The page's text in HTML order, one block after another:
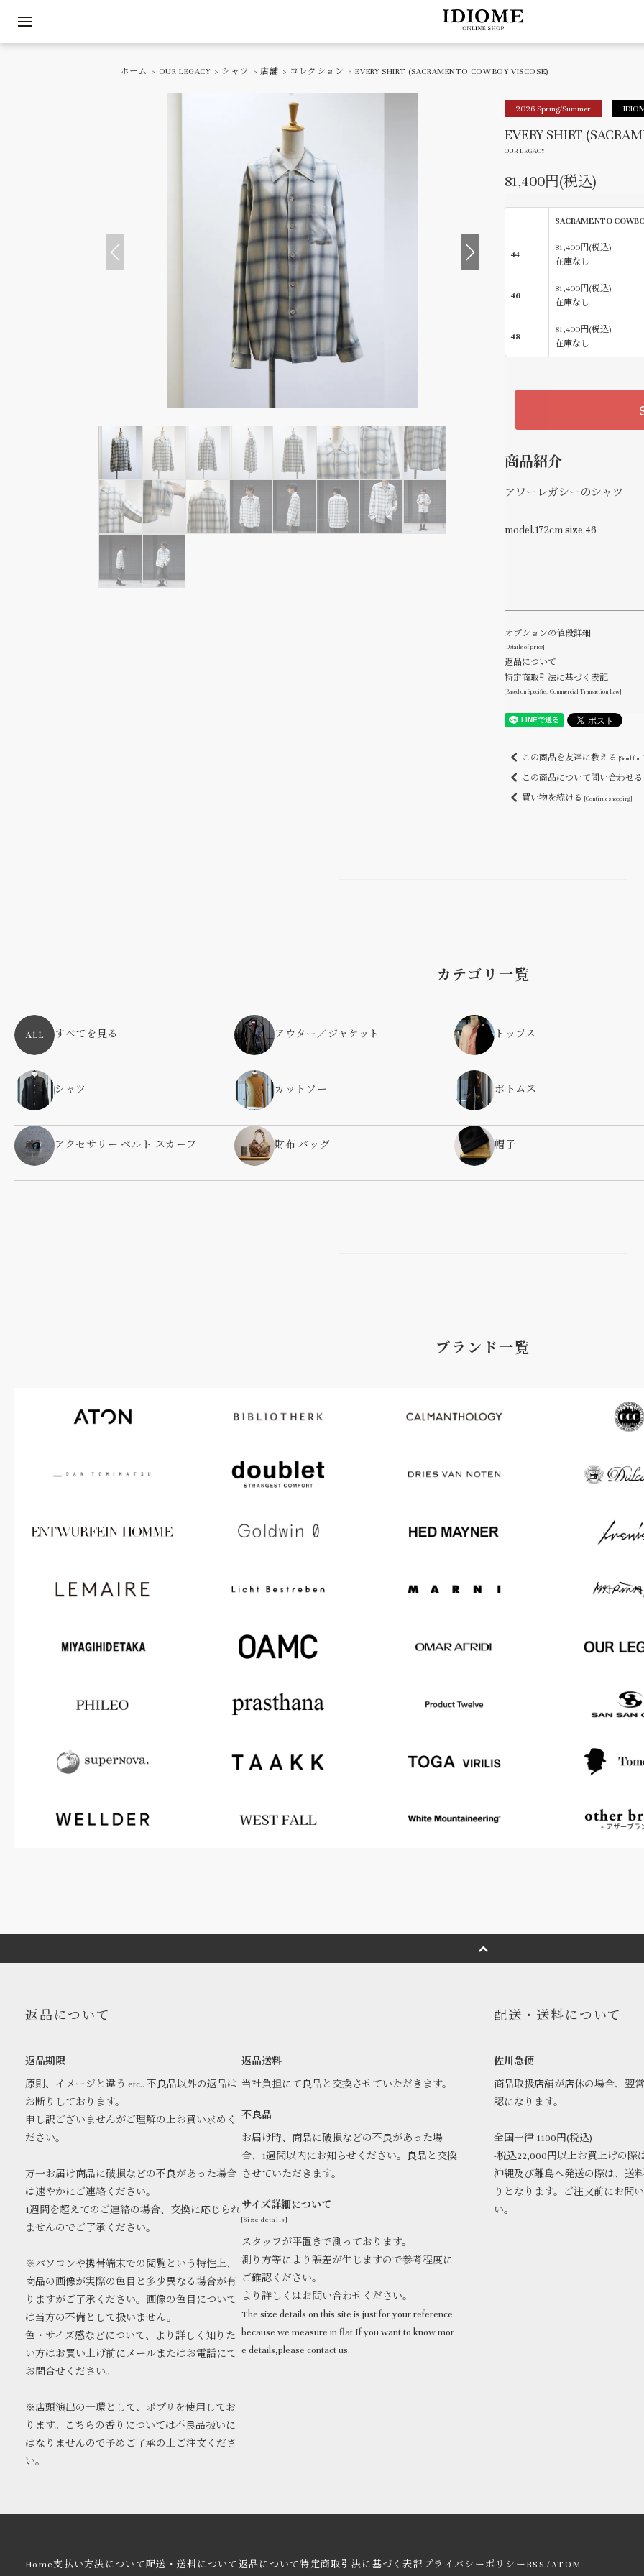
ホーム > OUR LEGACY > シャツ > 店舗 > コレクション > EVERY SHIRT (SACRAMENTO COWBOY VISCOSE)
2026 Spring/Summer
EVERY SHIRT
OUR LEGACY
81,400円(税込)
SACRAMENTO
44
81,400円(税込)
在庫なし
46
81,400円(税込)
在庫なし
48
81,400円(税込)
在庫なし
商品紹介
アワーレガシーのシャツ
model.172cm size.46
オプションの値段詳細
[Details of price]
返品について
特定商取引法に基づく表記
[Based on Specified Commercial Transaction Law]
この商品を友達に教える [Send for
この商品について問い合わせる
買い物を続ける [Continue shopping]
カテゴリ一覧
すべてを見る アウター／ジャケット トップス
シャツ カットソー ボトムス
アクセサリー ベルト スカーフ 財布 バッグ 帽子
ブランド一覧
返品について
返品期限
原則、イメージと違う etc.. 不良品以外の返品は
お断りしております。
申し訳ございませんがご理解の上お買い求めく
ださい。
万一お届け商品に破損などの不良があった場合
は速やかにご連絡ください。
1週間を超えてのご連絡の場合、交換に応じられ
ませんのでご了承ください。
※パソコンや携帯端末での閲覧という特性上、
商品の画像が実際の色目と多少異なる場合が有
りますがご了承ください。画像の色目について
は当方の不備として扱いません。
色・サイズ感などについて、より詳しく知りた
い方はお買い上げ前にメールまたはお電話にて
お問合せください。
※店頭演出の一環として、ポプリを使用してお
ります。こちらの香りについては不良品扱いに
はなりませんので予めご了承の上ご注文くださ
い。
返品送料
当社負担にて良品と交換させていただきます。
不良品
お届け時、商品に破損などの不良があった場
合、1週間以内にお知らせください。良品と交換
させていただきます。
サイズ詳細について
[Size details]
スタッフが平置きで測っております。
測り方等により誤差が生じますので参考程度に
ご確認ください。
より詳しくはお問い合わせください。
The size details on this site is just for your reference
because we measure in flat.If you want to know mor
e details,please contact us.
配送・送料について
佐川急便
商品取扱店舗が店休の場合、翌
認になります。
全国一律 1100円(税込)
-税込22,000円以上お買上げの際
沖縄及び離島へ発送の際は、送
りとなります。ご注文前にお問
い。
Home支払い方法について配送・送料について 返品について 特定商取引法に基づく表記 プライバシーポリシー RSS /ATOM